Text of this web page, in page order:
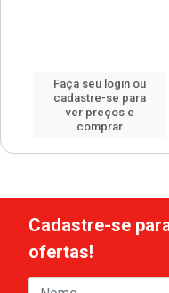
Faça seu login ou
cadastre-se para
ver preços e
comprar
Cadastre-se
ofertas!